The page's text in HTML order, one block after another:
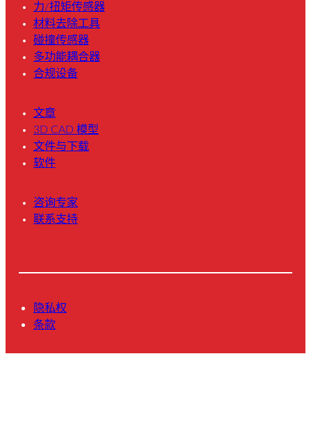
力/扭矩传感器
材料去除工具
碰撞传感器
多功能耦合器
合规设备
文章
3D CAD 模型
文件与下载
软件
咨询专家
联系支持
隐私权
条款